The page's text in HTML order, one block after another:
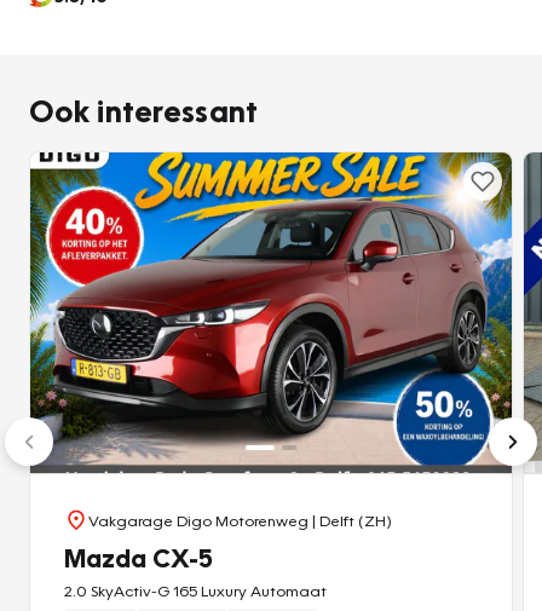
aan het systeem voor verkeersbord-detectie in deze
van elke auto. Daarom is deze MAZDA Cx-5 voorzien van
een actieve dodehoekdetectie. Dankzij de lane assist blijft
u keurig binnen de lijnen op de weg. Ook helpen het head-
up display, driver alert systeem, hill launge assist, city brake
system en bandenspanningcontrolesysteem, uw rit tot een
veilige rit te maken.
We doen ons best om deze auto voor u te omschrijven,
maar het beste ervaart u hem als hij voor u staat. Neemt u
snel contact met ons op voor een afspraak?
Ook interessant
Vakgarage Digo Motorenweg | Delft (ZH)
Mazda CX-5
2.0 SkyActiv-G 165 Luxury Automaat